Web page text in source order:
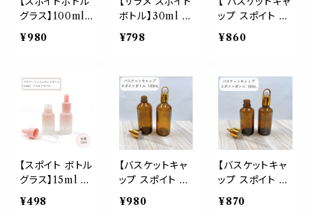
ル シンプル シッ
グラス】100ml
高級 フロスト加
工 シルバー 遮
コスメ アロマ エ
ッセンシャルオイ
ル 精油 ペット
ミルク 詰め替え
¥980
ボトル】30ml 1
本 ネイビー シュ
ガー 遮光瓶 ガ
ルバー ゴールド
結晶 クラッシュ
紺 ブルー 美容
液 詰め替え 容
器 化粧 アロマ
オイル 精油 エッ
センシャルオイル
小分け シンプル
¥798
ップ スポイト ボ
トル 】20ml オ
ーバル ブラック
ゴールド 詰替
容器 化粧水 コ
スメ アロマ エッ
センシャルオイル
精油 旅行 おし
ゃれ 可愛い
¥860
【スポイト ボトル
グラス】15ml ミ
ルキーピンク グ
ラデーション ガ
¥498
【バスケットキャ
ップ スポイト ボ
トル】100ml ブ
ラウン ガラス製
¥980
【バスケットキャ
ップ スポイト ボ
トル】50ml ブラ
ウン ガラス製 ゴ
¥870